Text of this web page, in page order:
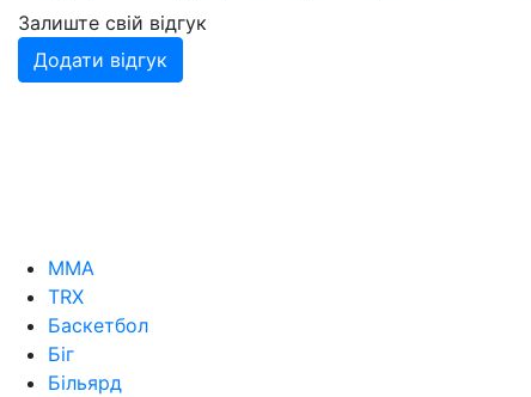
Залиште свій відгук
Додати відгук
MMA
TRX
Баскетбол
Біг
Більярд